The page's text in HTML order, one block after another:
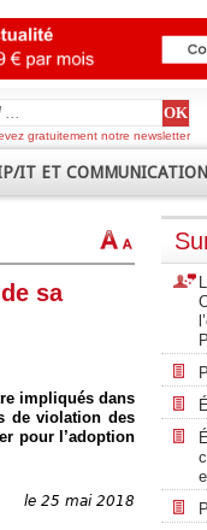
gratuitement notre newsletter
IT ET COMMUNICATION
sa
impliqués dans
de violation des
pour l’adoption
le 25 mai 2018